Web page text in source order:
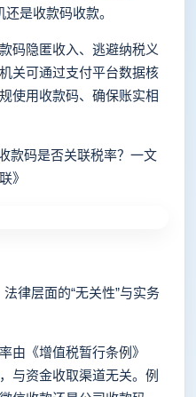
是收款码收款。
隐匿收入、逃避纳税义
关可通过支付平台数据核
使用收款码、确保账实相
码是否关联税率？一文
》
律层面的“无关性”与实务
《增值税暂行条例》
与资金收取渠道无关。例